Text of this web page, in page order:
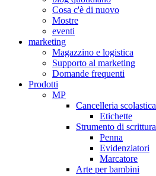
Cosa c'è di nuovo
Mostre
eventi
marketing
Magazzino e logistica
Supporto al marketing
Domande frequenti
Prodotti
MP
Cancelleria scolastica
Etichette
Strumento di scrittura
Penna
Evidenziatori
Marcatore
Arte per bambini